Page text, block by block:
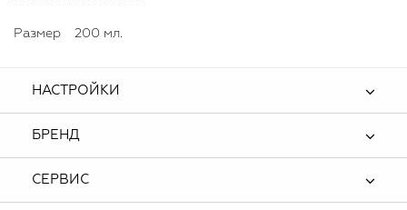
рук Bella Potemkina.
Размер 200 мл.
НАСТРОЙКИ
БРЕНД
СЕРВИС